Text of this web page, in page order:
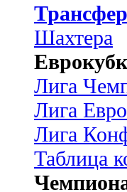
Шахтера
Лига
Лига
Лига
Таблица